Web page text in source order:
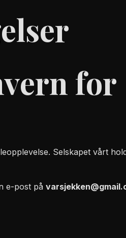
for
Selskapet vårt
e-post på